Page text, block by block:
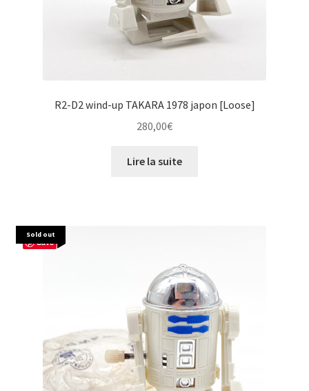
R2-D2 wind-up TAKARA 1978 japon [Loose]
280,00€
Lire la suite
Sold out
Save